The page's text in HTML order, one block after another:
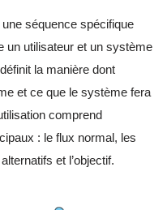
séquence spécifique
un utilisateur et un système
la manière dont
et ce que le système fera
comprend
: le flux normal, les
et l’objectif.